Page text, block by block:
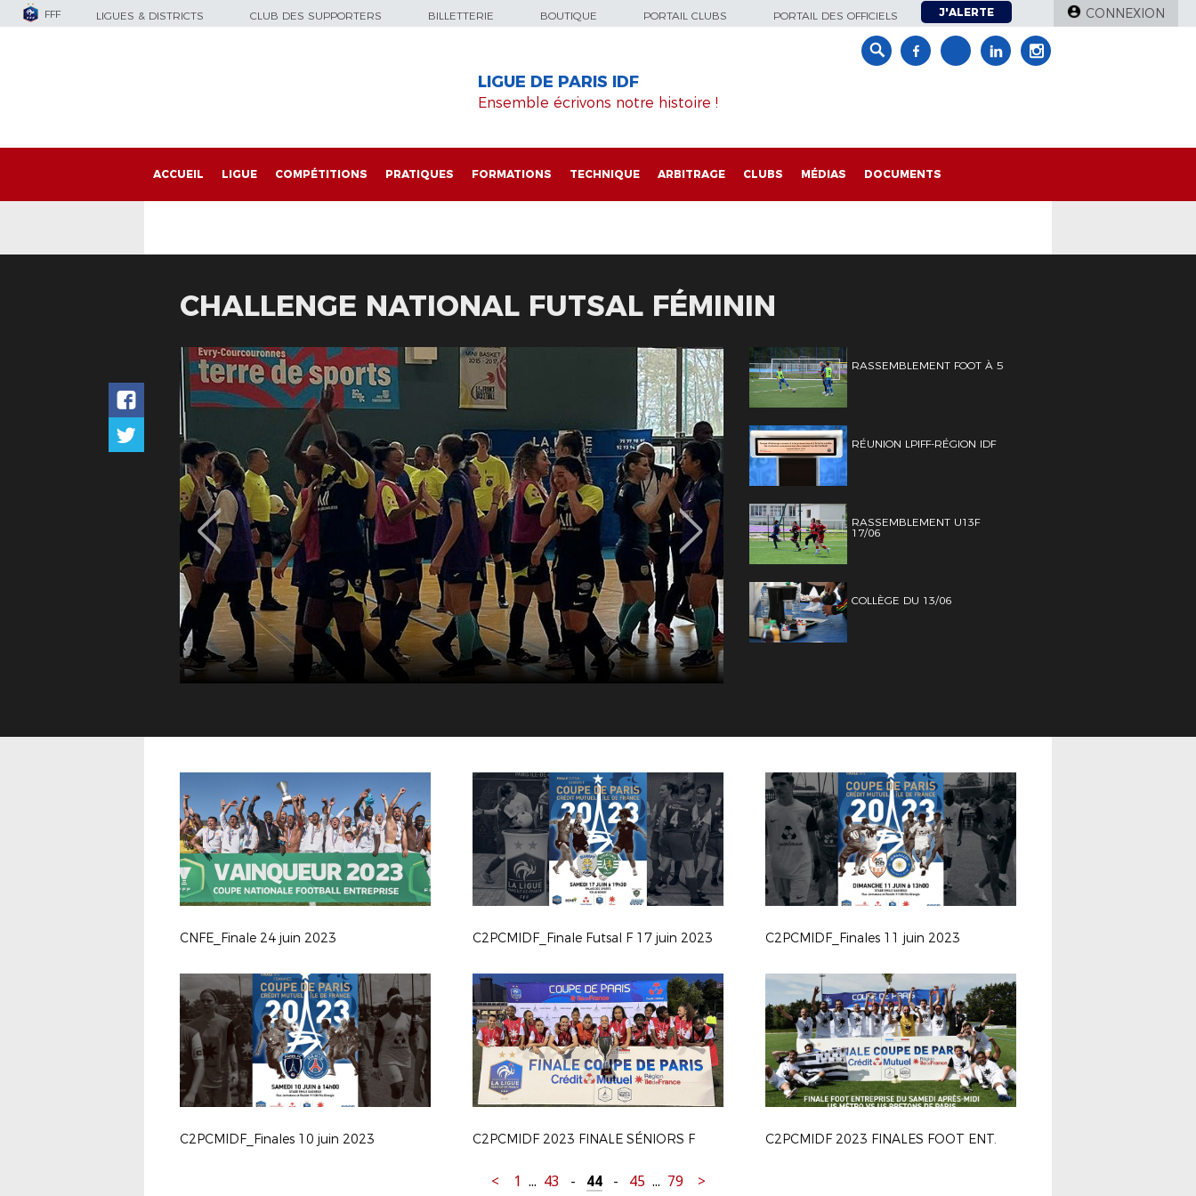
FFF LIGUES & DISTRICTS CLUB DES SUPPORTERS BILLETTERIE BOUTIQUE PORTAIL CLUBS PORTAIL DES OFFICIELS J'ALERTE CONNEXION
LIGUE DE PARIS IDF
Ensemble écrivons notre histoire !
ACCUEIL LIGUE COMPÉTITIONS PRATIQUES FORMATIONS TECHNIQUE ARBITRAGE CLUBS MÉDIAS DOCUMENTS
CHALLENGE NATIONAL FUTSAL FÉMININ
RASSEMBLEMENT FOOT À 5
RÉUNION LPIFF-RÉGION IDF
RASSEMBLEMENT U13F
17/06
COLLÈGE DU 13/06
CNFE_Finale 24 juin 2023 C2PCMIDF_Finale Futsal F 17 juin 2023 C2PCMIDF_Finales 11 juin 2023
C2PCMIDF_Finales 10 juin 2023 C2PCMIDF 2023 FINALE SÉNIORS F C2PCMIDF 2023 FINALES FOOT ENT.
< 1 ... 43 - 44 - 45 ... 79 >